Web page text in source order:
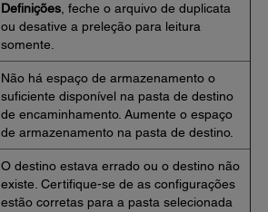
Definições , feche o arquivo de duplicata
ou desative a preleção para leitura
somente.
Não há espaço de armazenamento o
suficiente disponível na pasta de destino
de encaminhamento. Aumente o espaço
de armazenamento na pasta de destino.
O destino estava errado ou o destino não
existe. Certifique-se de as configurações
estão corretas para a pasta selecionada